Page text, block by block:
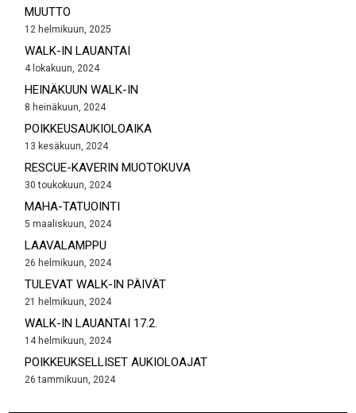
MUUTTO
12 helmikuun, 2025
WALK-IN LAUANTAI
4 lokakuun, 2024
HEINÄKUUN WALK-IN
8 heinäkuun, 2024
POIKKEUSAUKIOLOAIKA
13 kesäkuun, 2024
RESCUE-KAVERIN MUOTOKUVA
30 toukokuun, 2024
MAHA-TATUOINTI
5 maaliskuun, 2024
LAAVALAMPPU
26 helmikuun, 2024
TULEVAT WALK-IN PÄIVÄT
21 helmikuun, 2024
WALK-IN LAUANTAI 17.2.
14 helmikuun, 2024
POIKKEUKSELLISET AUKIOLOAJAT
26 tammikuun, 2024